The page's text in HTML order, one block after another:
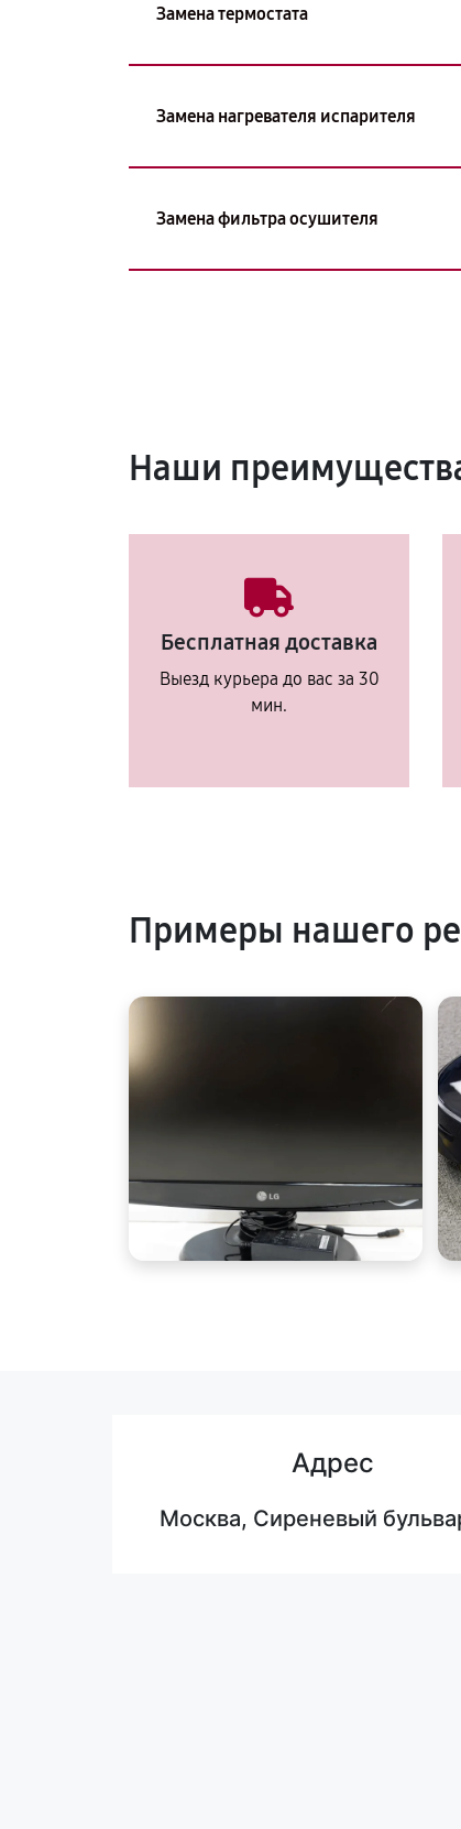
Замена термостата
Замена нагревателя испарителя
Замена фильтра осушителя
Наши
Бесплатная доставка
Выезд курьера до вас за 30
мин.
Примеры нашего
Адрес
Москва, Сиреневый